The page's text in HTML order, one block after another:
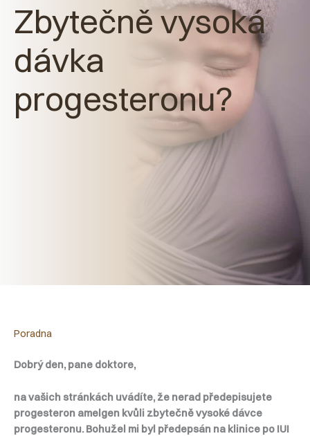
Zbytečně vysoká
dávka
progesteronu?
Poradna
Dobrý den, pane doktore,
na vašich stránkách uvádíte, že nerad předepisujete
progesteron amelgen kvůli zbytečně vysoké dávce
progesteronu. Bohužel mi byl předepsán na klinice po IUI